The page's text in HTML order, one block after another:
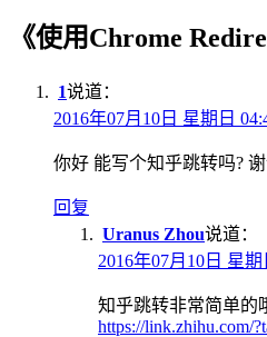
《使用Chrome
1说道：
2016年07月10日 星期日
你好 能写个知乎跳转吗?
回复
Uranus Zhou说道：
2016年07月10日 星
知乎跳转非常简单的
https://link.zhihu.com/